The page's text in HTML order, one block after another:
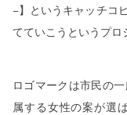
−】というキャッチコ
てていこうというプロ
ロゴマークは市民の
属する女性の案が選